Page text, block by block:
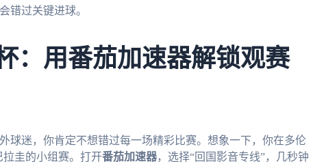
错过关键进球。
：用番茄加速器解锁观赛
球迷，你肯定不想错过每一场精彩比赛。想象一下，你在多伦
拉圭的小组赛。打开番茄加速器，选择“回国影音专线”，几秒钟